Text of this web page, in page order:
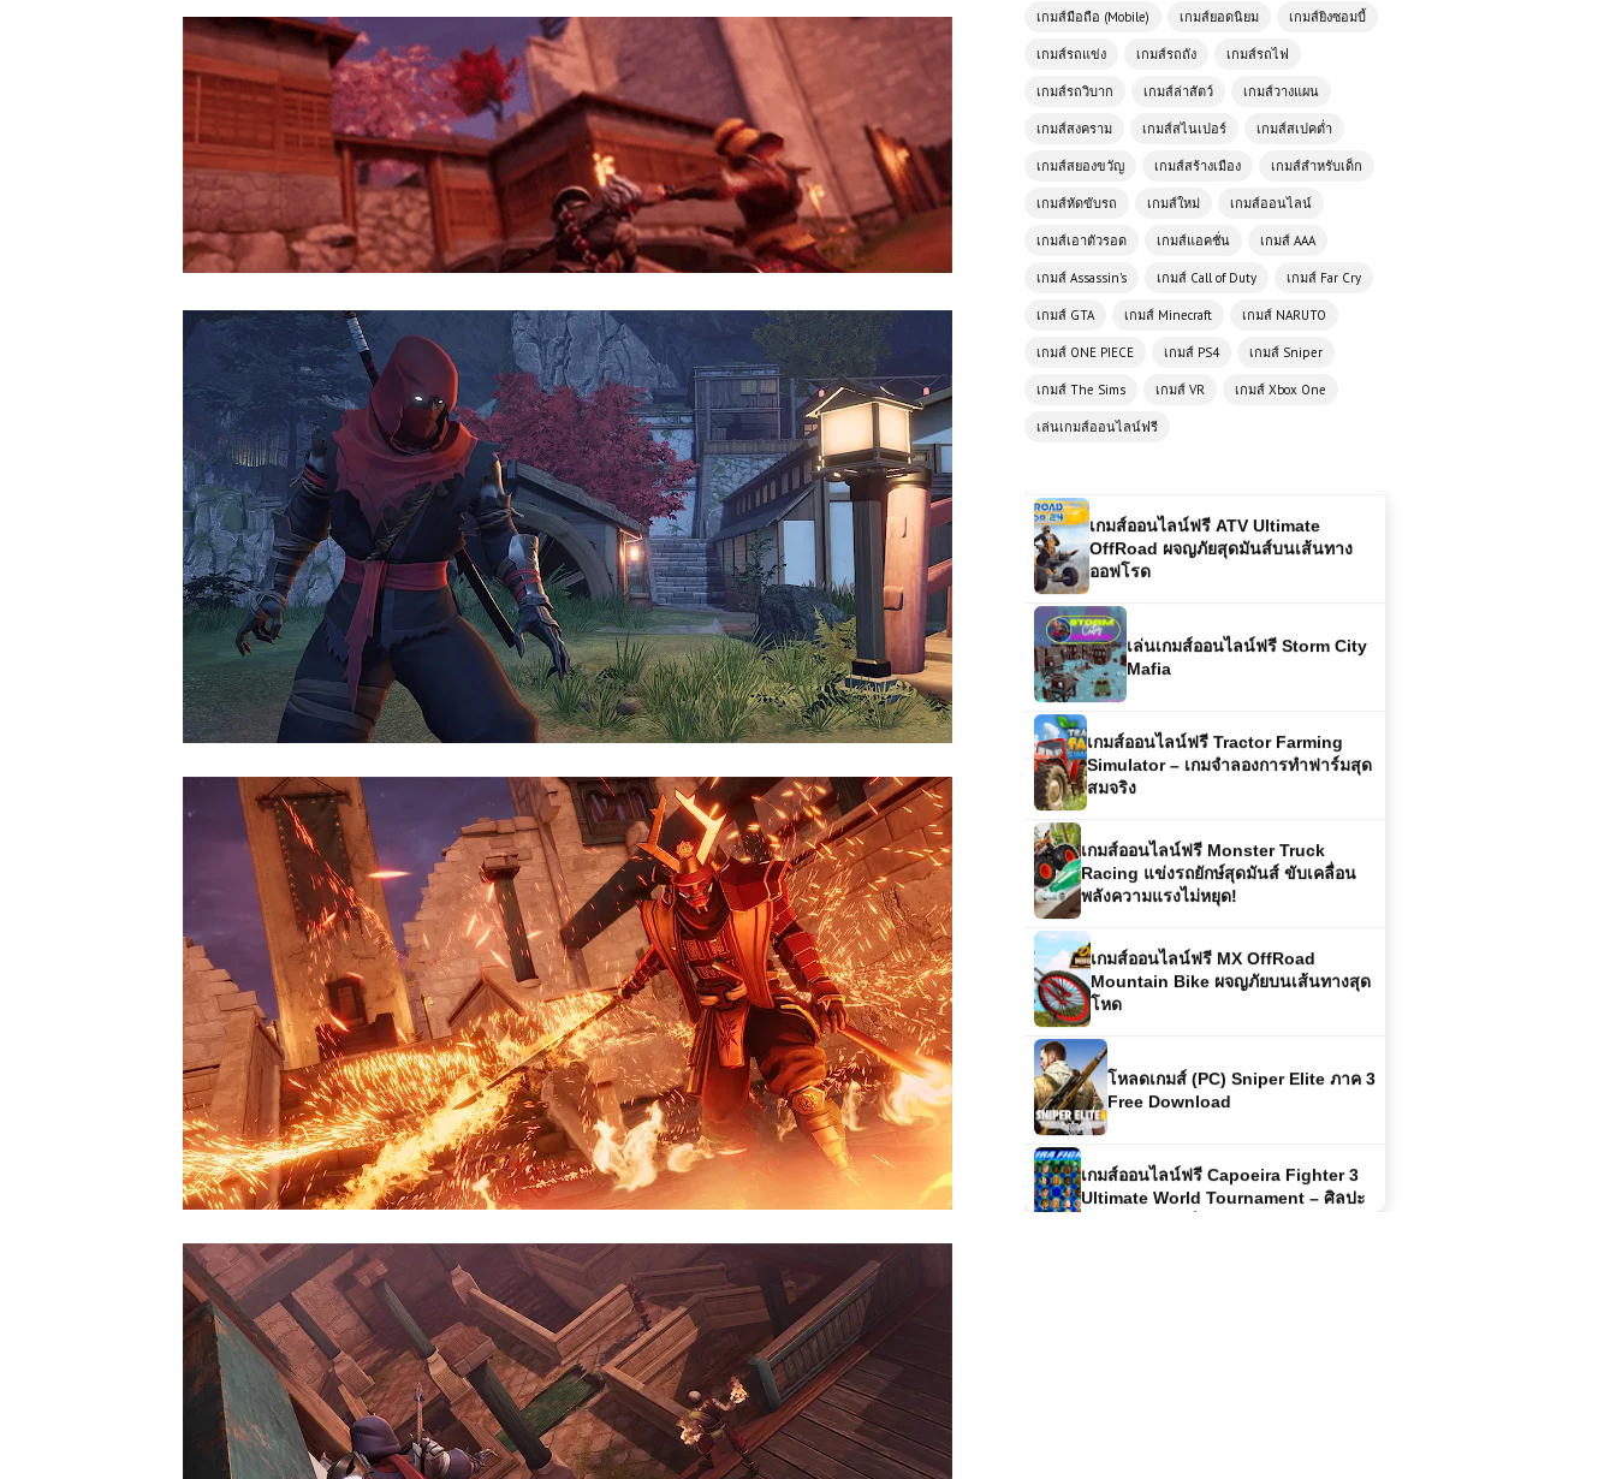
เกมส์มือถือ (Mobile) เกมส์ยอดนิยม เกมส์ยิงซอมบี้
เกมส์รถแข่ง เกมส์รถถัง เกมส์รถไฟ
เกมส์รถวิบาก เกมส์ล่าสัตว์ เกมส์วางแผน
เกมส์สงคราม เกมส์สไนเปอร์ เกมส์สเปคต่ำ
เกมส์สยองขวัญ เกมส์สร้างเมือง เกมส์สำหรับเด็ก
เกมส์หัดขับรถ เกมส์ใหม่ เกมส์ออนไลน์
เกมส์เอาตัวรอด เกมส์แอคชั่น เกมส์ AAA
เกมส์ Assassin's เกมส์ Call of Duty เกมส์ Far Cry
เกมส์ GTA เกมส์ Minecraft เกมส์ NARUTO
เกมส์ ONE PIECE เกมส์ PS4 เกมส์ Sniper
เกมส์ The Sims เกมส์ VR เกมส์ Xbox One
เล่นเกมส์ออนไลน์ฟรี
Pixelmon Town: เมืองแห่งโปเกมอน
ในโลก Minecraft ที่สายเกมต้องลอง
Dunk – เกมบาสเกตบอลท้าทายและ
เกมออนไลน์ฟรี Highway Racer Pro –
เกมแข่งรถความเร็วสูงที่คุณไม่ควร
ออฟโรด
เกมส์ออนไลน์ฟรี Tractor Farming
Simulator – เกมจำลองการทำฟาร์มสุด
สมจริง
เกมส์ออนไลน์ฟรี Monster Truck
Racing แข่งรถยักษ์สุดมันส์ ขับเคลื่อน
พลังความแรงไม่หยุด!
เกมส์ออนไลน์ฟรี MX OffRoad
โหด
Free Download
เกมส์ออนไลน์ฟรี Capoeira Fighter 3
Ultimate World Tournament – ศิลปะ
การต่อสู้สุดมันส์